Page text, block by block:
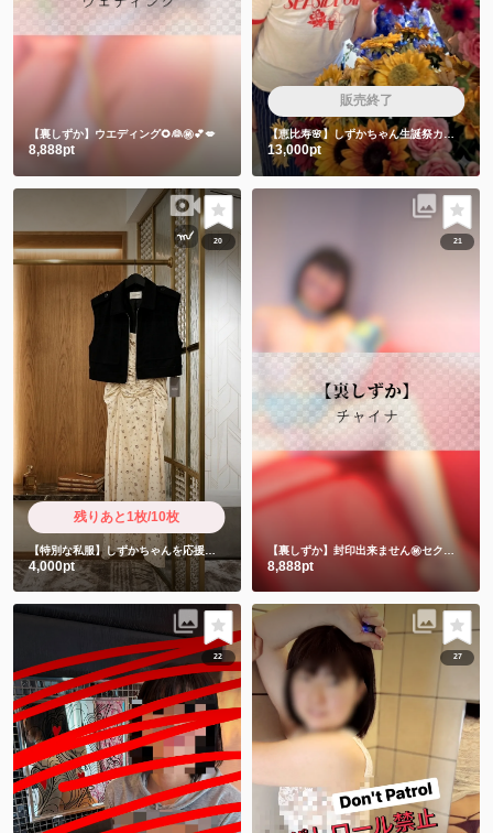
【裏しずか】ウエディング🌻👰㊙️💕💋
8,888pt
販売終了
【恵比寿🌸】しずかちゃん生誕祭カラオケ会🎤飲み放題付き
13,000pt
20
残りあと1枚/10枚
【特別な私服】しずかちゃんを応援したい人限定
4,000pt
21
8,888pt
22 27